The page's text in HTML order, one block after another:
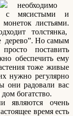
необходимо
с мясистыми и
листьями.
толстянка,
дерево”. Но самым
поставить
обеспечить ему
тоже живые
нужно регулярно
они радовали вас
богатство.
являются очень
время есть